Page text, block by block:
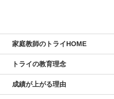
家庭教師のトライHOME
トライの教育理念
成績が上がる理由